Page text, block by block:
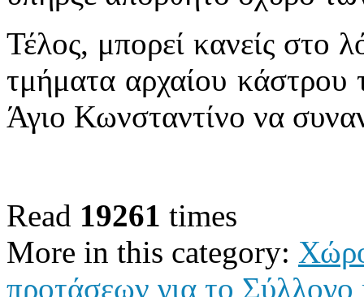
Τέλος, μπορεί κανείς στο
τμήματα αρχαίου κάστρου
Άγιο Κωνσταντίνο να
Read 19261 times
More in this category:
προτάσεων για το Σύλλογο